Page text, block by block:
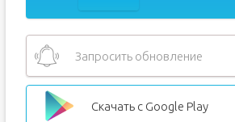
Запросить обновление
Скачать с Google Play